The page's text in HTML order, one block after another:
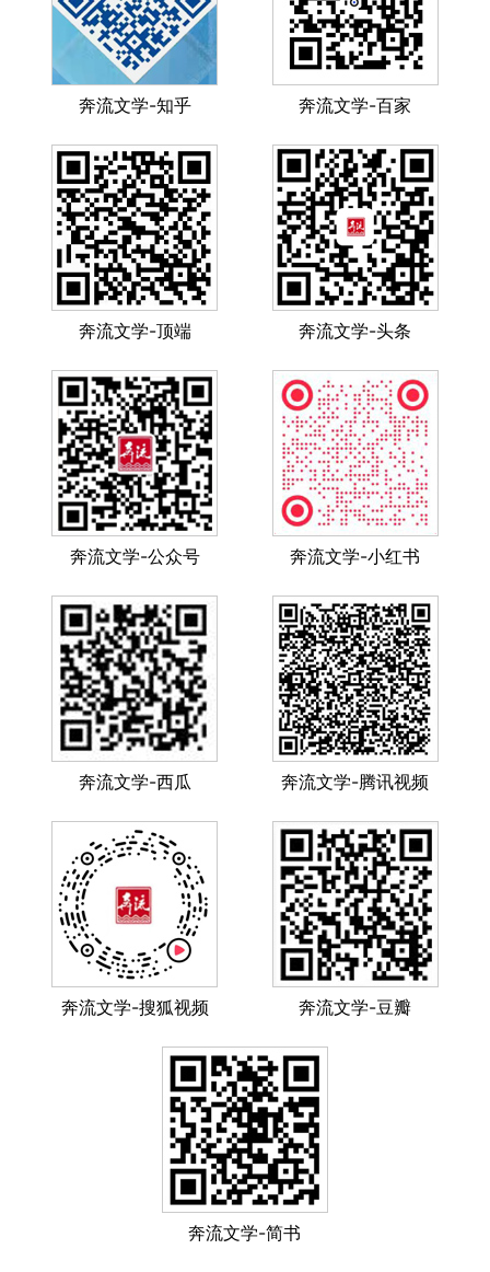
奔流文学-知乎 奔流文学-百家
奔流文学-顶端 奔流文学-头条
奔流文学-公众号 奔流文学-小红书
奔流文学-西瓜 奔流文学-腾讯视频
奔流文学-搜狐视频 奔流文学-豆瓣
奔流文学-简书